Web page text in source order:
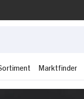
Marktfinder